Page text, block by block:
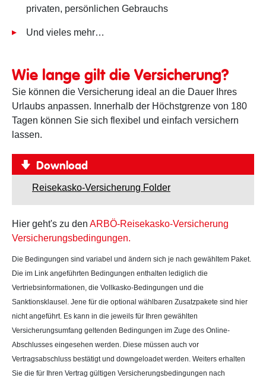
privaten, persönlichen Gebrauchs
Und vieles mehr…
Wie lange gilt die Versicherung?
Sie können die Versicherung ideal an die Dauer Ihres
Urlaubs anpassen. Innerhalb der Höchstgrenze von 180
Tagen können Sie sich flexibel und einfach versichern
lassen.
Download
Reisekasko-Versicherung Folder
Hier geht's zu den ARBÖ-Reisekasko-Versicherung
Versicherungsbedingungen.
Die Bedingungen sind variabel und ändern sich je nach gewähltem Paket.
Die im Link angeführten Bedingungen enthalten lediglich die
Vertriebsinformationen, die Vollkasko-Bedingungen und die
Sanktionsklausel. Jene für die optional wählbaren Zusatzpakete sind hier
nicht angeführt. Es kann in die jeweils für Ihren gewählten
Versicherungsumfang geltenden Bedingungen im Zuge des Online-
Abschlusses eingesehen werden. Diese müssen auch vor
Vertragsabschluss bestätigt und downgeloadet werden. Weiters erhalten
Sie die für Ihren Vertrag gültigen Versicherungsbedingungen nach